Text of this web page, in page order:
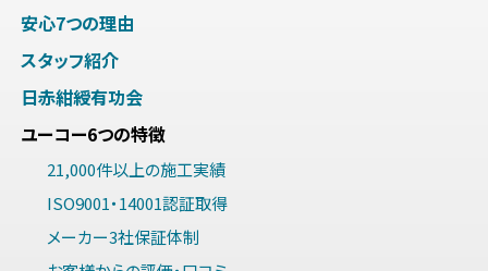
安心7つの理由
スタッフ紹介
日赤紺綬有功会
ユーコー6つの特徴
21,000件以上の施工実績
ISO9001・14001認証取得
メーカー3社保証体制